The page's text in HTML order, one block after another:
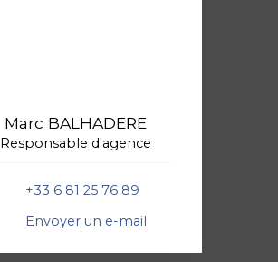
Marc BALHADERE
Responsable d'agence
+33 6 81 25 76 89
Envoyer un e-mail